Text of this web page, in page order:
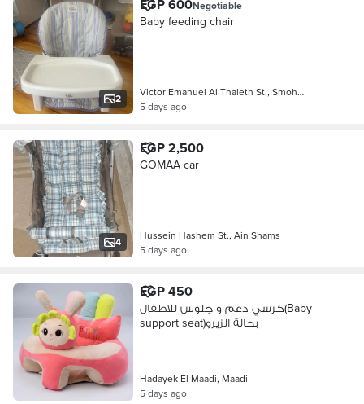
2
EGP 600Negotiable
Baby feeding chair
Victor Emanuel Al Thaleth St., Smoh…
5 days ago
4
EGP 2,500
GOMAA car
Hussein Hashem St., Ain Shams
5 days ago
EGP 450
كرسي دعم و جلوس للاطفال(Baby
support seat)بحالة الزيرو
Hadayek El Maadi, Maadi
5 days ago